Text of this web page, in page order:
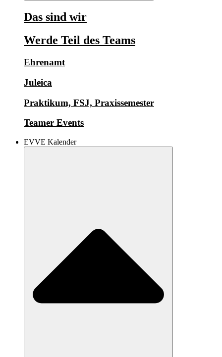
Das sind wir
Werde Teil des Teams
Ehrenamt
Juleica
Praktikum, FSJ, Praxissemester
Teamer Events
EVVE Kalender